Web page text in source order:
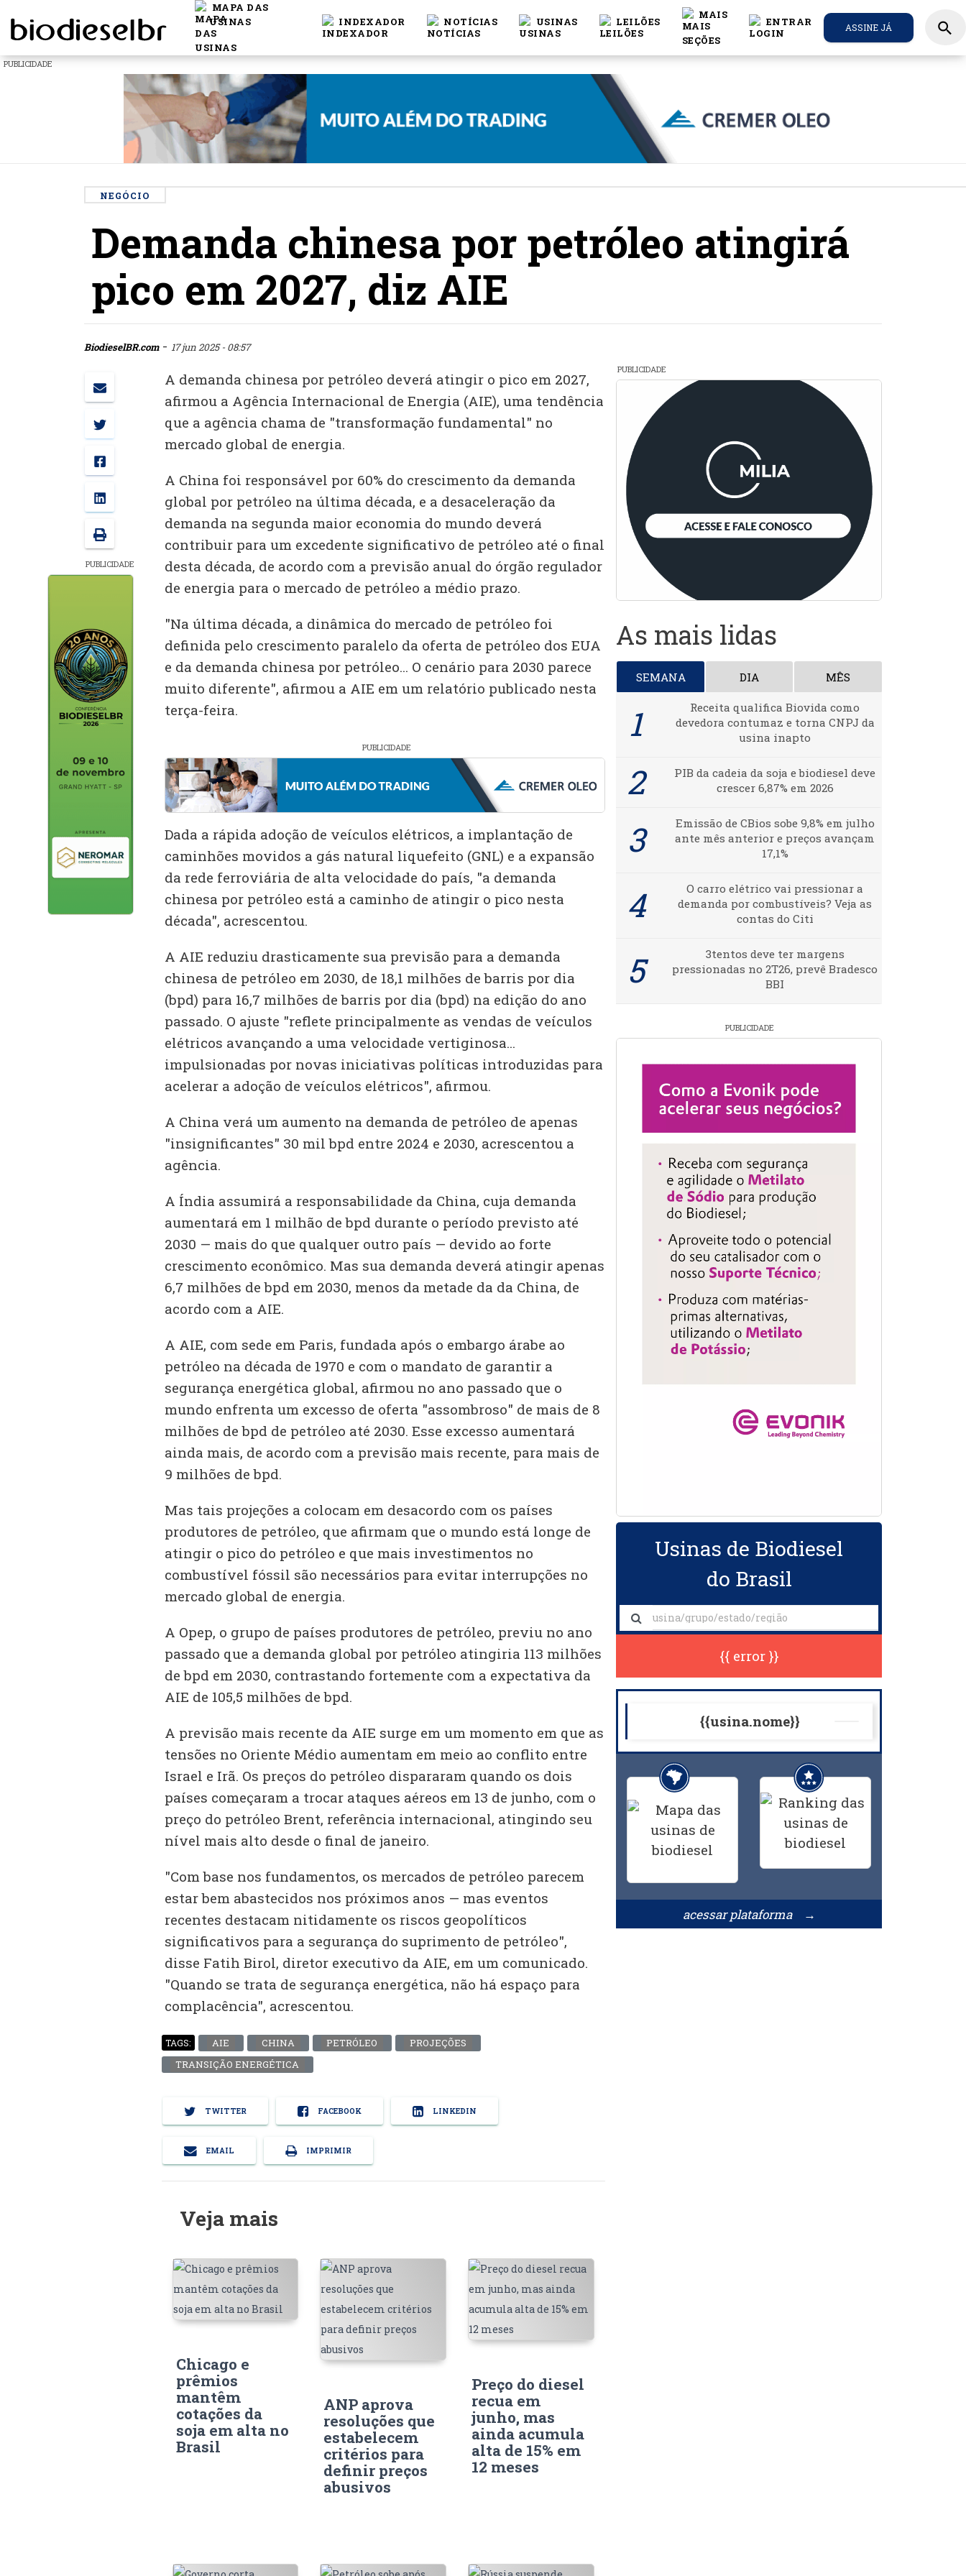
MAPA DAS
USINAS
INDEXADOR NOTÍCIAS USINAS LEILÕES
MAIS
ENTRAR ASSINE JÁ search
PUBLICIDADE
NEGÓCIO
Demanda chinesa por petróleo atingirá
pico em 2027, diz AIE
BiodieselBR.com- 17 jun 2025 - 08:57
PUBLICIDADE
A demanda chinesa por petróleo deverá atingir o pico em 2027,
afirmou a Agência Internacional de Energia (AIE), uma tendência
que a agência chama de "transformação fundamental" no
mercado global de energia.
A China foi responsável por 60% do crescimento da demanda
global por petróleo na última década, e a desaceleração da
demanda na segunda maior economia do mundo deverá
contribuir para um excedente significativo de petróleo até o final
desta década, de acordo com a previsão anual do órgão regulador
de energia para o mercado de petróleo a médio prazo.
"Na última década, a dinâmica do mercado de petróleo foi
definida pelo crescimento paralelo da oferta de petróleo dos EUA
e da demanda chinesa por petróleo... O cenário para 2030 parece
muito diferente", afirmou a AIE em um relatório publicado nesta
terça-feira.
PUBLICIDADE
Dada a rápida adoção de veículos elétricos, a implantação de
caminhões movidos a gás natural liquefeito (GNL) e a expansão
da rede ferroviária de alta velocidade do país, "a demanda
chinesa por petróleo está a caminho de atingir o pico nesta
década", acrescentou.
A AIE reduziu drasticamente sua previsão para a demanda
chinesa de petróleo em 2030, de 18,1 milhões de barris por dia
(bpd) para 16,7 milhões de barris por dia (bpd) na edição do ano
passado. O ajuste "reflete principalmente as vendas de veículos
elétricos avançando a uma velocidade vertiginosa...
impulsionadas por novas iniciativas políticas introduzidas para
acelerar a adoção de veículos elétricos", afirmou.
A China verá um aumento na demanda de petróleo de apenas
"insignificantes" 30 mil bpd entre 2024 e 2030, acrescentou a
agência.
A Índia assumirá a responsabilidade da China, cuja demanda
aumentará em 1 milhão de bpd durante o período previsto até
2030 — mais do que qualquer outro país — devido ao forte
crescimento econômico. Mas sua demanda deverá atingir apenas
6,7 milhões de bpd em 2030, menos da metade da da China, de
acordo com a AIE.
A AIE, com sede em Paris, fundada após o embargo árabe ao
petróleo na década de 1970 e com o mandato de garantir a
segurança energética global, afirmou no ano passado que o
mundo enfrenta um excesso de oferta "assombroso" de mais de 8
milhões de bpd de petróleo até 2030. Esse excesso aumentará
ainda mais, de acordo com a previsão mais recente, para mais de
9 milhões de bpd.
Mas tais projeções a colocam em desacordo com os países
produtores de petróleo, que afirmam que o mundo está longe de
atingir o pico do petróleo e que mais investimentos no
combustível fóssil são necessários para evitar interrupções no
mercado global de energia.
A Opep, o grupo de países produtores de petróleo, previu no ano
passado que a demanda global por petróleo atingiria 113 milhões
de bpd em 2030, contrastando fortemente com a expectativa da
AIE de 105,5 milhões de bpd.
A previsão mais recente da AIE surge em um momento em que as
tensões no Oriente Médio aumentam em meio ao conflito entre
Israel e Irã. Os preços do petróleo dispararam quando os dois
países começaram a trocar ataques aéreos em 13 de junho, com o
preço do petróleo Brent, referência internacional, atingindo seu
nível mais alto desde o final de janeiro.
"Com base nos fundamentos, os mercados de petróleo parecem
estar bem abastecidos nos próximos anos — mas eventos
recentes destacam nitidamente os riscos geopolíticos
significativos para a segurança do suprimento de petróleo",
disse Fatih Birol, diretor executivo da AIE, em um comunicado.
"Quando se trata de segurança energética, não há espaço para
complacência", acrescentou.
TAGS: AIE CHINA PETRÓLEO
PROJEÇÕES
TRANSIÇÃO ENERGÉTICA
TWITTER FACEBOOK LINKEDIN
EMAIL IMPRIMIR
Veja mais
Chicago e
prêmios
mantêm
cotações da
soja em alta no
Brasil
ANP aprova
resoluções que
estabelecem
critérios para
definir preços
abusivos
Preço do diesel
recua em
junho, mas
ainda acumula
alta de 15% em
12 meses
PUBLICIDADE
As mais lidas
SEMANA DIA MÊS
Receita qualifica Biovida como
devedora contumaz e torna CNPJ da
usina inapto
PIB da cadeia da soja e biodiesel deve
crescer 6,87% em 2026
Emissão de CBios sobe 9,8% em julho
ante mês anterior e preços avançam
17,1%
O carro elétrico vai pressionar a
demanda por combustíveis? Veja as
contas do Citi
3tentos deve ter margens
pressionadas no 2T26, prevê Bradesco
BBI
PUBLICIDADE
Usinas de Biodiesel
do Brasil
{{ error }}
{{usina.nome}}
acessar plataforma →